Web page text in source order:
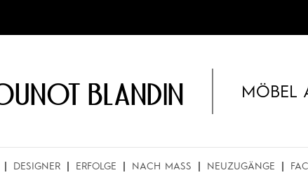
BLANDIN MÖBEL
DESIGNER ERFOLGE NACH MASS NEUZUGÄNGE